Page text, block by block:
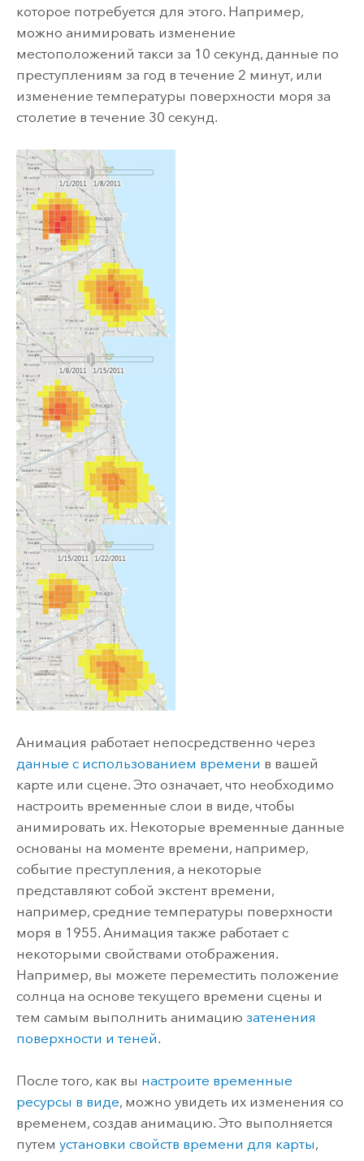
которое потребуется для этого. Например,
можно анимировать изменение
местоположений такси за 10 секунд, данные по
преступлениям за год в течение 2 минут, или
изменение температуры поверхности моря за
столетие в течение 30 секунд.
Анимация работает непосредственно через
данные с использованием времени в вашей
карте или сцене. Это означает, что необходимо
настроить временные слои в виде, чтобы
анимировать их. Некоторые временные данные
основаны на моменте времени, например,
событие преступления, а некоторые
представляют собой экстент времени,
например, средние температуры поверхности
моря в 1955. Анимация также работает с
некоторыми свойствами отображения.
Например, вы можете переместить положение
солнца на основе текущего времени сцены и
тем самым выполнить анимацию затенения
поверхности и теней.
После того, как вы настроите временные
ресурсы в виде, можно увидеть их изменения со
временем, создав анимацию. Это выполняется
путем установки свойств времени для карты,